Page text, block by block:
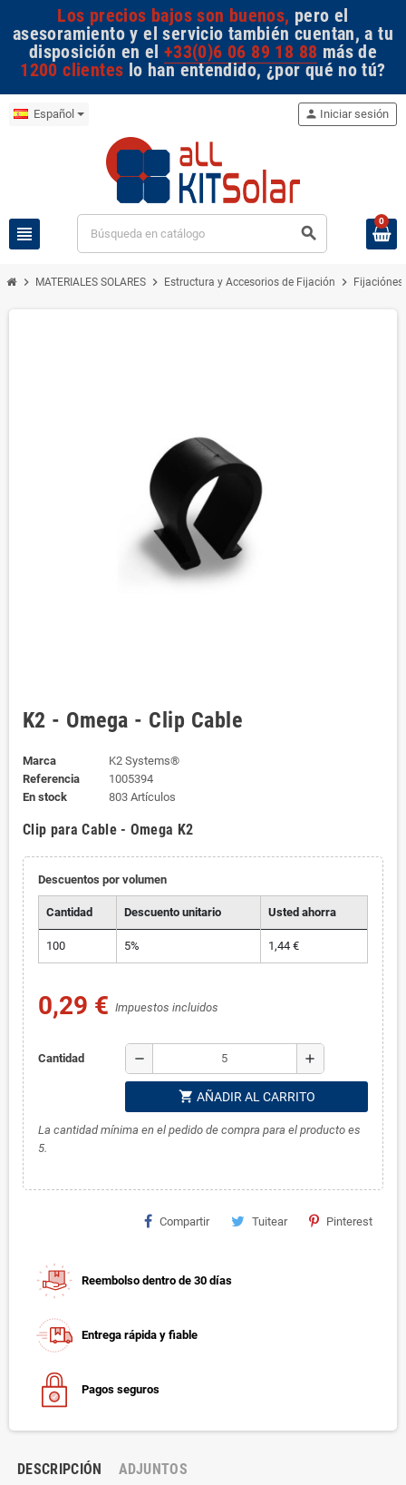
Los precios bajos son buenos, pero el
asesoramiento y el servicio también cuentan, a tu
disposición en el +33(0)6 06 89 18 88 más de
1200 clientes lo han entendido, ¿por qué no tú?
Español
view_headline search
person Iniciar sesión
0
chevron_right MATERIALES SOLARES chevron_right Estructura y Accesorios de Fijación chevron_right Fijaciónes
K2 - Omega - Clip Cable
Marca
K2 Systems®
Referencia
1005394
En stock
803 Artículos
Clip para Cable - Omega K2
Descuentos por volumen
Cantidad Descuento unitario Usted ahorra
100 5% 1,44 €
0,29 € Impuestos incluidos
Cantidad remove add
shopping_cart AÑADIR AL CARRITO
La cantidad mínima en el pedido de compra para el producto es
5.
Compartir Tuitear Pinterest
Reembolso dentro de 30 días
Entrega rápida y fiable
Pagos seguros
DESCRIPCIÓN ADJUNTOS